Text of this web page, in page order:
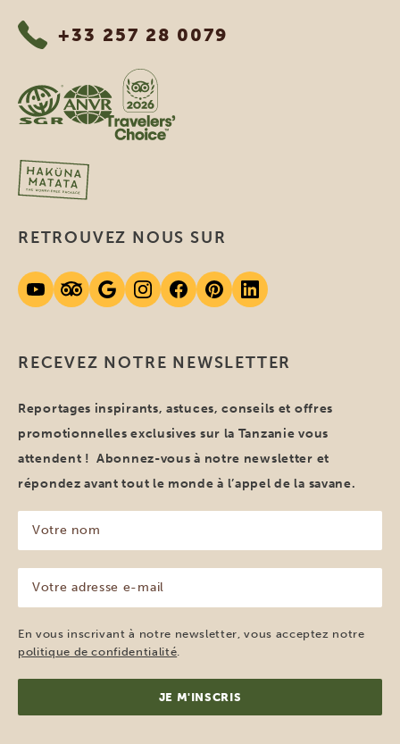
+33 257 28 0079
RECEVEZ NOTRE NEWSLETTER
Reportages inspirants, astuces, conseils et offres
promotionnelles exclusives sur la Tanzanie vous
attendent ! Abonnez-vous à notre newsletter et
répondez avant tout le monde à l’appel de la savane.
nom
(Nécessaire)
adresse
e-
mail
(Nécessaire)
En vous inscrivant à notre newsletter, vous acceptez notre
politique de confidentialité
RETROUVEZ NOUS SUR